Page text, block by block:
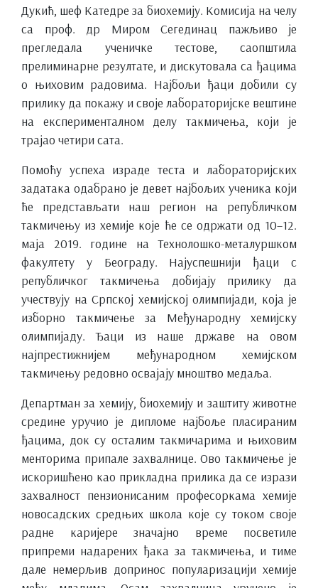
Дукић, шеф Катедре за биохемију. Комисија на челу
са проф. др Миром Сегединац пажљиво је
прегледала ученичке тестове, саопштила
прелиминарне резултате, и дискутовала са ђацима
о њиховим радовима. Најбољи ђаци добили су
прилику да покажу и своје лабораторијске вештине
на експерименталном делу такмичења, који је
трајао четири сата.
Помоћу успеха израде теста и лабораторијских
задатака одабрано је девет најбољих ученика који
ће представљати наш регион на републичком
такмичењу из хемије које ће се одржати од 10–12.
маја 2019. године на Технолошко-металуршком
факултету у Београду. Најуспешнији ђаци с
републичког такмичења добијају прилику да
учествују на Српској хемијској олимпијади, која је
изборно такмичење за Међународну хемијску
олимпијаду. Ђаци из наше државе на овом
најпрестижнијем међународном хемијском
такмичењу редовно освајају мноштво медаља.
Департман за хемију, биохемију и заштиту животне
средине уручио је дипломе најбоље пласираним
ђацима, док су осталим такмичарима и њиховим
менторима припале захвалнице. Ово такмичење је
искоришћено као прикладна прилика да се изрази
захвалност пензионисаним професоркама хемије
новосадских средњих школа које су током своје
радне каријере значајно време посветиле
припреми надарених ђака за такмичења, и тиме
дале немерљив допринос популаризацији хемије